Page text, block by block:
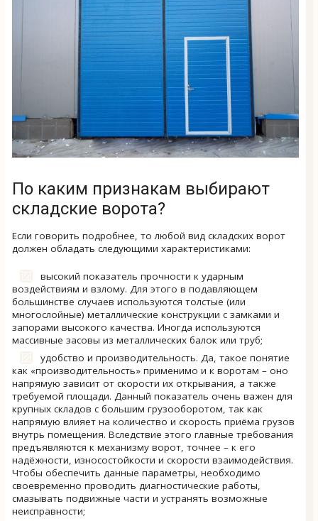
По каким признакам выбирают
складские ворота?
Если говорить подробнее, то любой вид складских ворот
должен обладать следующими характеристиками:
высокий показатель прочности к ударным
воздействиям и взлому. Для этого в подавляющем
большинстве случаев используются толстые (или
многослойные) металлические конструкции с замками и
запорами высокого качества. Иногда используются
массивные засовы из металлических балок или труб;
удобство и производительность. Да, такое понятие
как «производительность» применимо и к воротам – оно
напрямую зависит от скорости их открывания, а также
требуемой площади. Данный показатель очень важен для
крупных складов с большим грузооборотом, так как
напрямую влияет на количество и скорость приёма грузов
внутрь помещения. Вследствие этого главные требования
предъявляются к механизму ворот, точнее – к его
надёжности, износостойкости и скорости взаимодействия.
Чтобы обеспечить данные параметры, необходимо
своевременно проводить диагностические работы,
смазывать подвижные части и устранять возможные
неисправности;